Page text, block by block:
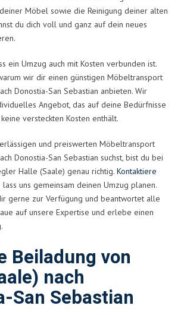
Möbel sowie die Reinigung deiner alten
du dich voll und ganz auf dein neues
ein Umzug auch mit Kosten verbunden ist.
wir dir einen günstigen Möbeltransport
Donostia-San Sebastian anbieten. Wir
Angebot, das auf deine Bedürfnisse
versteckten Kosten enthält.
und preiswerten Möbeltransport
Donostia-San Sebastian suchst, bist du bei
Halle (Saale) genau richtig. Kontaktiere
uns gemeinsam deinen Umzug planen.
gerne zur Verfügung und beantwortet alle
auf unsere Expertise und erlebe einen
Beiladung von
nach
San Sebastian